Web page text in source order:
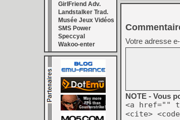
GirlFriend Adv.
Landstalker Trad.
Musée Jeux Vidéos
SMS Power
Speccyal
Wakoo-enter
Votre adresse
NOTE - Vous
<a href=""
<cite>